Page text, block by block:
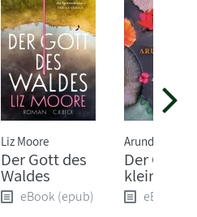
Liz Moore
Der Gott des
Waldes
eBook (epub)
Arundhati Roy
Der Gott
kleinen
eBook